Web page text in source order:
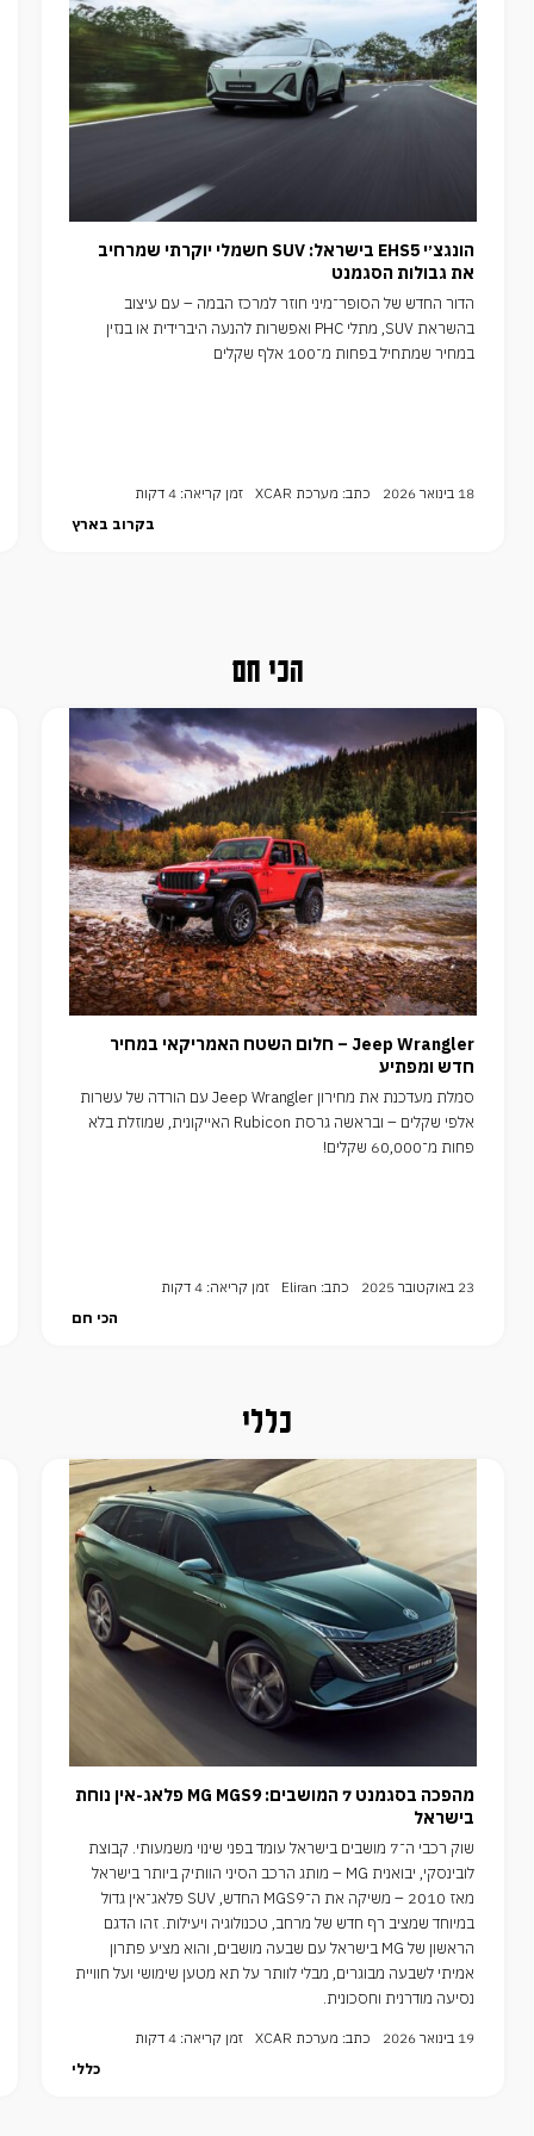
הונגצ׳י EHS5 בישראל: SUV חשמלי יוקרתי שמרחיב
את גבולות הסגמנט
הדור החדש של הסופר־מיני חוזר למרכז הבמה – עם עיצוב
בהשראת SUV, מתלי PHC ואפשרות להנעה היברידית או בנזין
במחיר שמתחיל בפחות מ־100 אלף שקלים
18 בינואר 2026 כתב: מערכת XCAR
זמן קריאה: 4 דקות
בקרוב בארץ
הכי חם
Jeep Wrangler – חלום השטח האמריקאי במחיר
חדש ומפתיע
סמלת מעדכנת את מחירון Jeep Wrangler עם הורדה של עשרות
אלפי שקלים – ובראשה גרסת Rubicon האייקונית, שמוזלת בלא
פחות מ־60,000 שקלים!
23 באוקטובר 2025 כתב: Eliran
זמן קריאה: 4 דקות
הכי חם
כללי
מהפכה בסגמנט 7 המושבים: MG MGS9 פלאג-אין נוחת
בישראל
שוק רכבי ה־7 מושבים בישראל עומד בפני שינוי משמעותי. קבוצת
לובינסקי, יבואנית MG – מותג הרכב הסיני הוותיק ביותר בישראל
מאז 2010 – משיקה את ה־MGS9 החדש, SUV פלאג־אין גדול
במיוחד שמציב רף חדש של מרחב, טכנולוגיה ויעילות. זהו הדגם
הראשון של MG בישראל עם שבעה מושבים, והוא מציע פתרון
אמיתי לשבעה מבוגרים, מבלי לוותר על תא מטען שימושי ועל חוויית
נסיעה מודרנית וחסכונית.
19 בינואר 2026 כתב: מערכת XCAR
זמן קריאה: 4 דקות
כללי